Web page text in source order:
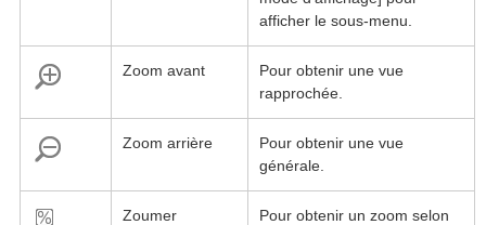
afficher le sous-menu.
Zoom avant
Pour obtenir une vue
rapprochée.
Zoom arrière
Pour obtenir une vue
générale.
Zoumer
Pour obtenir un zoom selon